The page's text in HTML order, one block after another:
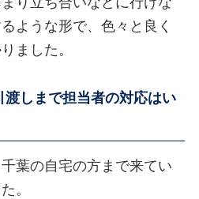
ような形で、色々と良く
ました。
渡しまで担当者の対応はい
葉の自宅の方まで来てい
。